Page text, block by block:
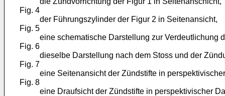
Fig. 4
der Führungszylinder der Figur 2 in Seitenansicht,
Fig. 5
eine schematische Darstellung zur Verdeutlichung
Fig. 6
dieselbe Darstellung nach dem Stoss und der
Fig. 7
eine Seitenansicht der Zündstifte in
Fig. 8
eine Draufsicht der Zündstifte in perspektivischer